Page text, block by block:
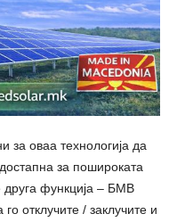
за оваа технологија да
за пошироката
друга функција – БМВ
отклучите / заклучите и